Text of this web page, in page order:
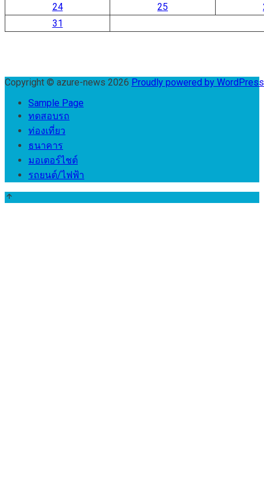
24
25
31
Copyright © azure-news 2026 Proudly powered by
Sample Page
ทดสอบรถ
ท่องเที่ยว
ธนาคาร
มอเตอร์ไชต์
รถยนต์/ไฟฟ้า